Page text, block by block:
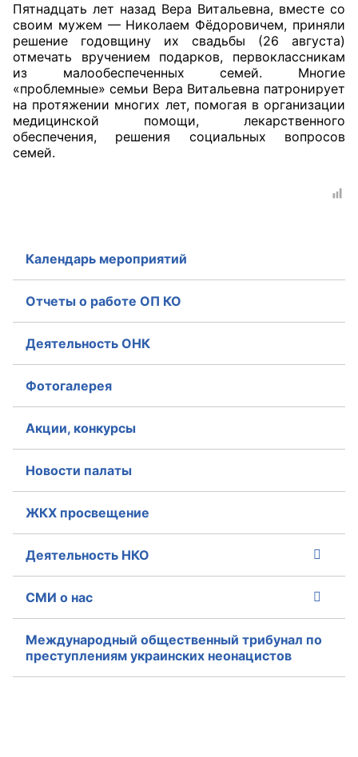
Рекомендации
Порядок работы ЦОН
Аппарат ОП КО
УСТАВ ГКУ “АППАРАТ ОП КО”
Пятнадцать лет назад Вера Витальевна, вместе со
своим мужем — Николаем Фёдоровичем, приняли
решение годовщину их свадьбы (26 августа)
отмечать вручением подарков, первоклассникам
из малообеспеченных семей. Многие
«проблемные» семьи Вера Витальевна патронирует
на протяжении многих лет, помогая в организации
медицинской помощи, лекарственного
обеспечения, решения социальных вопросов
семей.
Календарь мероприятий
Отчеты о работе ОП КО
Деятельность ОНК
Фотогалерея
Акции, конкурсы
Новости палаты
ЖКХ просвещение
Деятельность НКО
СМИ о нас
Международный общественный трибунал по
преступлениям украинских неонацистов